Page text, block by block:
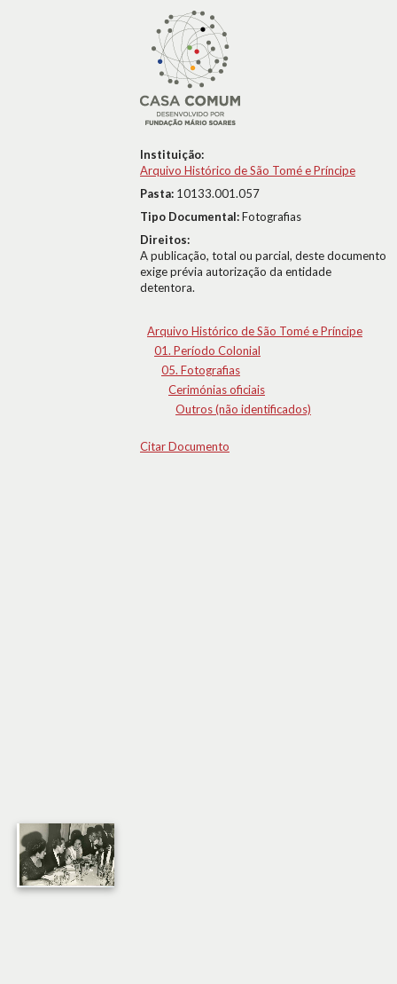
Instituição:
Arquivo Histórico de São Tomé e Príncipe
Pasta: 10133.001.057
Tipo Documental:Fotografias
Direitos:
A publicação, total ou parcial, deste documento
exige prévia autorização da entidade
detentora.
Arquivo Histórico de São Tomé e Príncipe
01. Período Colonial
05. Fotografias
Cerimónias oficiais
Outros (não identificados)
Citar Documento